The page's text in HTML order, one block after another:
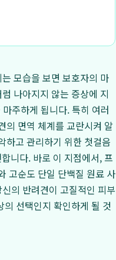
모습을 보면 보호자의 마
나아지지 않는 증상에 지
주하게 됩니다. 특히 여러
의 면역 체계를 교란시켜 알
하고 관리하기 위한 첫걸음
니다. 바로 이 지점에서, 프
고순도 단일 단백질 원료 사
의 반려견이 고질적인 피부
의 선택인지 확인하게 될 것